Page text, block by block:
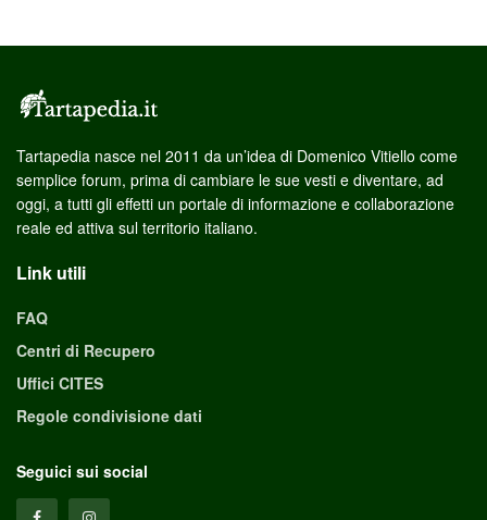
Tartapedia nasce nel 2011 da un’idea di Domenico Vitiello come
semplice forum, prima di cambiare le sue vesti e diventare, ad
oggi, a tutti gli effetti un portale di informazione e collaborazione
reale ed attiva sul territorio italiano.
Link utili
FAQ
Centri di Recupero
Uffici CITES
Regole condivisione dati
Seguici sui social